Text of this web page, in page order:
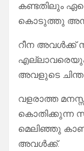
കണ്ടതിലും
കൊടുത്തു
റീന അവൾക്ക്
എല്ലാവരെയും
അവളുടെ
വളരാത്ത
കൊതിക്കുന്ന
മെലിഞ്ഞു
അവൾക്ക്.